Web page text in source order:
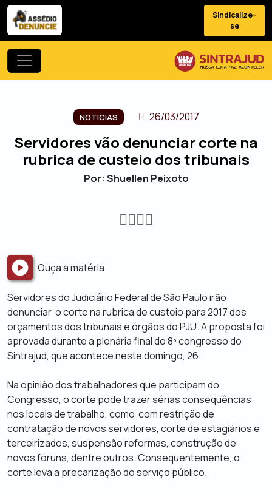
Sindicalize-
se
NOTICIAS 26/03/2017
Servidores vão denunciar corte na
rubrica de custeio dos tribunais
Por: Shuellen Peixoto
Ouça a matéria
Servidores do Judiciário Federal de São Paulo irão
denunciar o corte na rubrica de custeio para 2017 dos
orçamentos dos tribunais e órgãos do PJU. A proposta foi
aprovada durante a plenária final do 8º congresso do
Sintrajud, que acontece neste domingo, 26.
Na opinião dos trabalhadores que participam do
Congresso, o corte pode trazer sérias consequências
nos locais de trabalho, como com restrição de
contratação de novos servidores, corte de estagiários e
terceirizados, suspensão reformas, construção de
novos fóruns, dentre outros. Consequentemente, o
corte leva a precarização do serviço público.